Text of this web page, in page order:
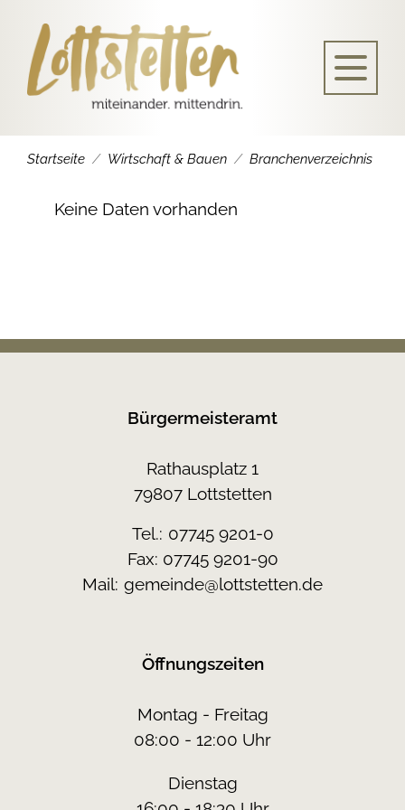
Startseite Wirtschaft & Bauen Branchenverzeichnis
Keine Daten vorhanden
Bürgermeisteramt
Rathausplatz 1
79807 Lottstetten
Tel.: 07745 9201-0
Fax: 07745 9201-90
Mail: gemeinde@lottstetten.de
Öffnungszeiten
Montag - Freitag
08:00 - 12:00 Uhr
Dienstag